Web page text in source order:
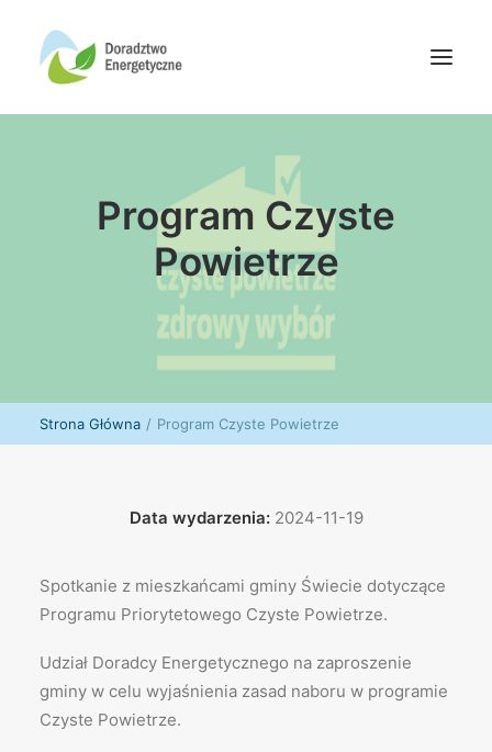
Aktualności
Oferta finansowania
Program Czyste
Powietrze
Strona Główna Program Czyste Powietrze
Data wydarzenia:2024-11-19
Spotkanie z mieszkańcami gminy Świecie dotyczące
Programu Priorytetowego Czyste Powietrze.
Udział Doradcy Energetycznego na zaproszenie
gminy w celu wyjaśnienia zasad naboru w programie
Czyste Powietrze.